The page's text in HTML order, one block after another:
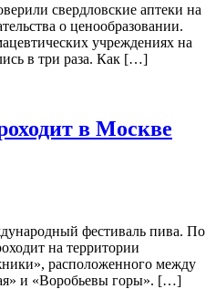
свердловские аптеки на
о ценообразовании.
учреждениях на
в три раза. Как […]
в Москве
фестиваль пива. По
на территории
расположенного между
и «Воробьевы горы». […]